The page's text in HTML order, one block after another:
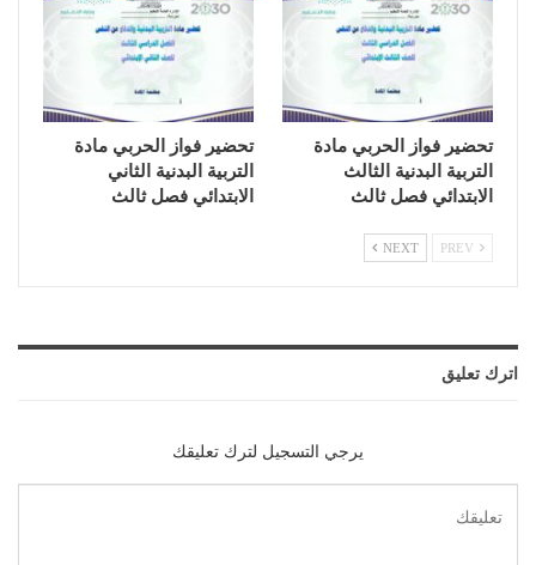
تحضير فواز الحربي مادة
التربية البدنية الثالث
الابتدائي فصل ثالث
تحضير فواز الحربي مادة
التربية البدنية الثاني
الابتدائي فصل ثالث
NEXT
اترك تعليق
يرجي التسجيل لترك تعليقك